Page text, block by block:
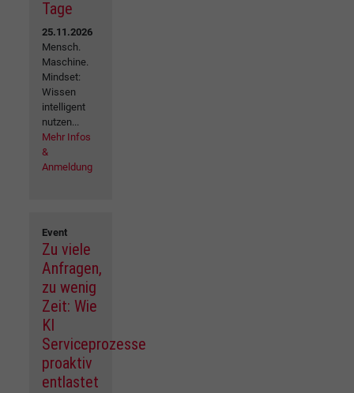
Tage
25.11.2026
Mensch.
Maschine.
Mindset:
Wissen
intelligent
nutzen...
Mehr Infos
&
Anmeldung
Event
Zu viele
Anfragen,
zu wenig
Zeit: Wie
KI
Serviceprozesse
proaktiv
entlastet